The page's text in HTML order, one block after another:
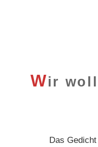
Wir
Das Gedicht